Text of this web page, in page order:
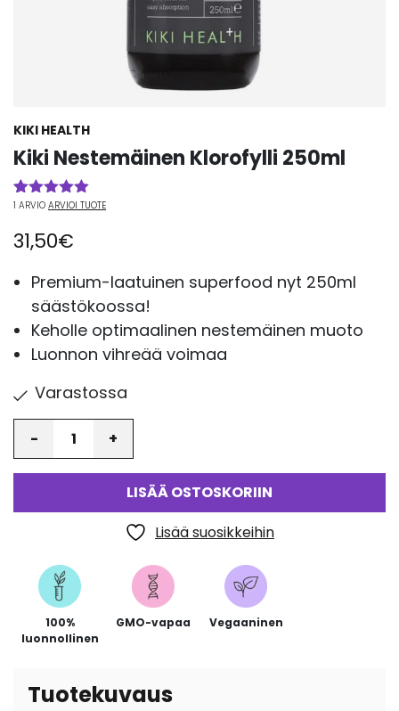
KIKI HEALTH
Kiki Nestemäinen Klorofylli 250ml
Arvio5.00
perustuen
1
asiakkaan
1 ARVIO ARVIOI TUOTE
31,50€
Premium-laatuinen superfood nyt 250ml
säästökoossa!
Keholle optimaalinen nestemäinen muoto
Luonnon vihreää voimaa
Varastossa
LISÄÄ OSTOSKORIIN
Lisää suosikkeihin
100%
luonnollinen
GMO-vapaa Vegaaninen
Tuotekuvaus